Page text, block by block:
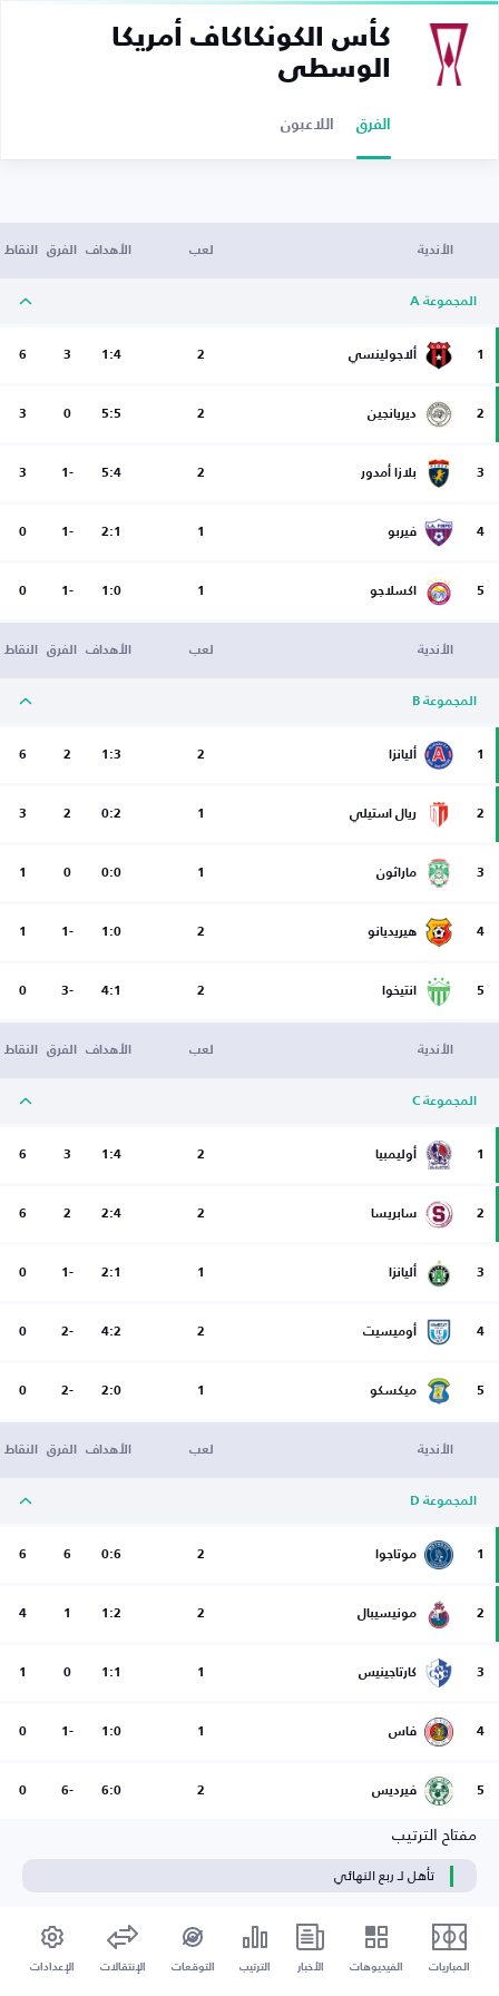
كأس الكونكاكاف أمريكا
الوسطى
الفرق اللاعبون
الأندية لعب الأهداف الفرق النقاط
المجموعة A
1 ألاجولينسي 2
1:4
3
6
2 ديريانجين 2
5:5
0
3
3 بلازا أمدور 2
5:4
-1
3
4 فيربو 1
2:1
-1
0
5 اكسلاجو 1
1:0
-1
0
الأندية لعب الأهداف الفرق النقاط
المجموعة B
1 أليانزا 2
1:3
2
6
2 ريال استيلي 1
0:2
2
3
3 ماراثون 1
0:0
0
1
4 هيريديانو 2
1:0
-1
1
5 انتيخوا 2
4:1
-3
0
الأندية لعب الأهداف الفرق النقاط
المجموعة C
1 أوليمبيا 2
1:4
3
6
2 سابريسا 2
2:4
2
6
3 أليانزا 1
2:1
-1
0
4 أوميسيت 2
4:2
-2
0
5 ميكسكو 1
2:0
-2
0
الأندية لعب الأهداف الفرق النقاط
المجموعة D
1 موتاجوا 2
0:6
6
6
2 مونيسيبال 2
1:2
1
4
3 كارتاجينيس 1
1:1
0
1
4 فاس 1
1:0
-1
0
5 فيرديس 2
6:0
-6
0
مفتاح الترتيب
تأهل لـ ربع النهائي
المباريات الفيديوهات الأخبار الترتيب التوقعات الإنتقالات الإعدادات